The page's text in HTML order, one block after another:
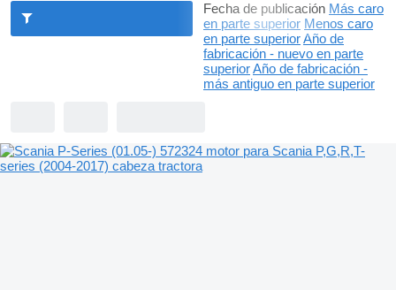
Fecha de publicación Más caro
en parte superior Menos caro
en parte superiorAño de
fabricación - nuevo en parte
superiorAño de fabricación -
más antiguo en parte superior